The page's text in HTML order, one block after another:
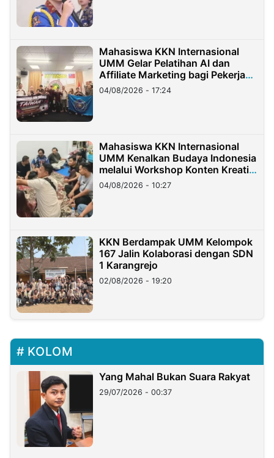
Mahasiswa KKN Internasional
UMM Gelar Pelatihan AI dan
Affiliate Marketing bagi Pekerja
Migran Indonesia di Taiwan
04/08/2026 - 17:24
Mahasiswa KKN Internasional
UMM Kenalkan Budaya Indonesia
melalui Workshop Konten Kreatif
di Taiwan
04/08/2026 - 10:27
KKN Berdampak UMM Kelompok
167 Jalin Kolaborasi dengan SDN
1 Karangrejo
02/08/2026 - 19:20
KOLOM
Yang Mahal Bukan Suara Rakyat
29/07/2026 - 00:37